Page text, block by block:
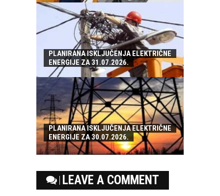
PLANIRANA ISKLJUČENJA ELEKTRIČNE
ENERGIJE ZA 31.07.2026.
PLANIRANA ISKLJUČENJA ELEKTRIČNE
ENERGIJE ZA 30.07.2026.
LEAVE A COMMENT